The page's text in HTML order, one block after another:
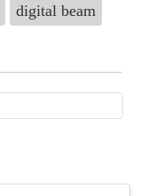
digital beam